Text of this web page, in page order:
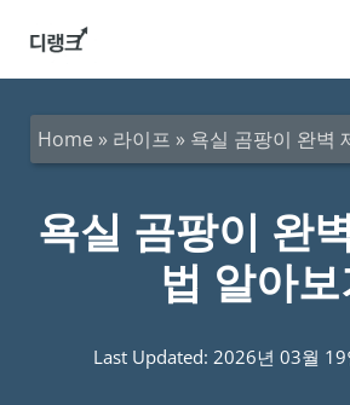
Home » 라이프 » 욕실 곰팡이 완벽
욕실 곰팡이 완
법 알아보
Last Updated: 2026년 03월 19